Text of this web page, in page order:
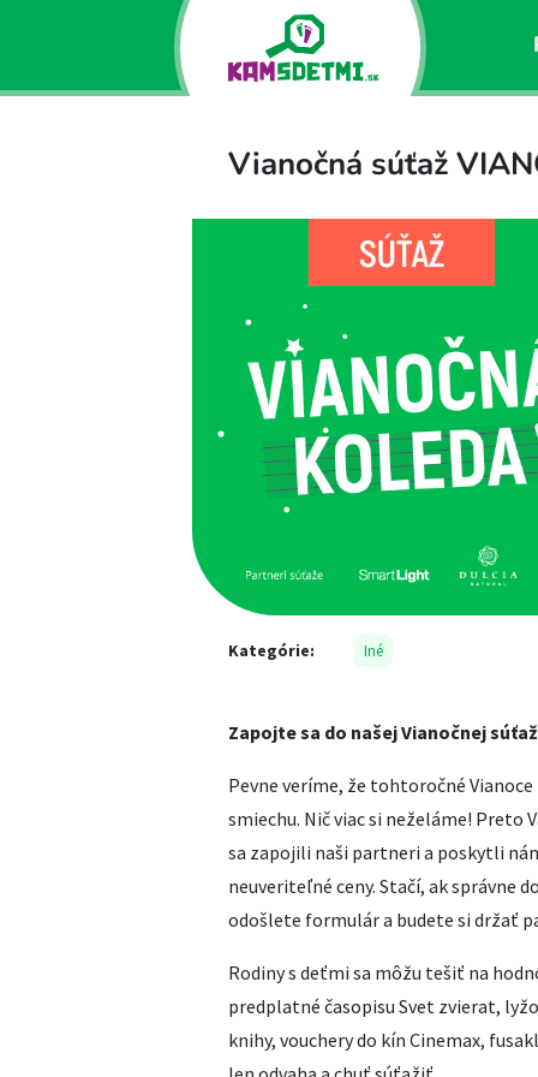
Vianočná súťaž
Kategórie: Iné
Zapojte sa do našej Vianočnej
Pevne veríme, že tohtoročné
smiechu. Nič viac si neželáme! Preto
sa zapojili naši partneri a poskytli
neuveriteľné ceny. Stačí, ak správne
odošlete formulár a budete si držať
Rodiny s deťmi sa môžu tešiť na
predplatné časopisu Svet zvierat,
knihy, vouchery do kín Cinemax,